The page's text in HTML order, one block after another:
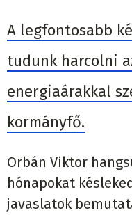
A legfontosabb
tudunk harcolni
energiaárakkal
kormányfő.
Orbán Viktor
hónapokat
javaslatok